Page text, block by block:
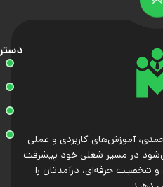
آموزش‌های کاربردی و عملی
در مسیر شغلی خود پیشرفت
و شخصیت حرفه‌ای، درآمدتان را